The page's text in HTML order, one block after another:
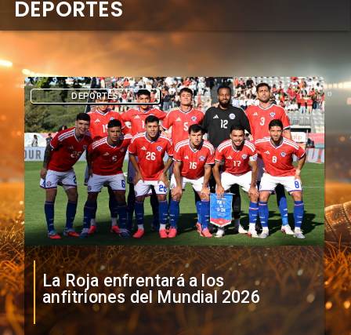
La Roja enfrentará a los
anfitriones del Mundial 2026
DEPORTES
DEPORTES